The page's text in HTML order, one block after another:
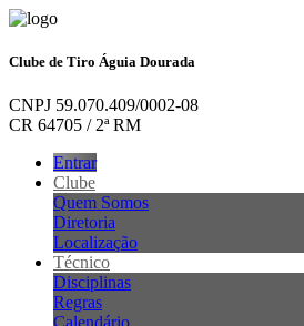
Clube de Tiro Águia Dourada
CNPJ 59.070.409/0002-08
CR 64705 / 2ª RM
Entrar
Clube
Quem Somos
Diretoria
Localização
Técnico
Disciplinas
Regras